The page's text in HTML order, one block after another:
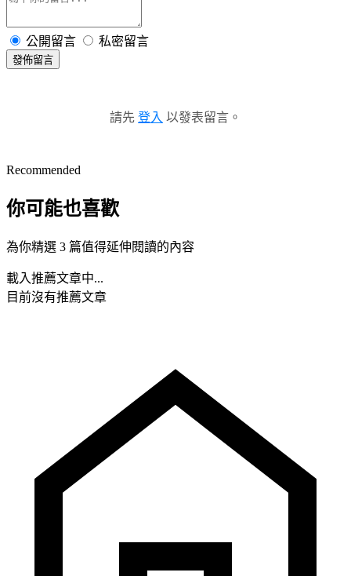
公開留言 私密留言
發佈留言
請先 登入 以發表留言。
Recommended
你可能也喜歡
為你精選 3 篇值得延伸閱讀的內容
載入推薦文章中...
目前沒有推薦文章